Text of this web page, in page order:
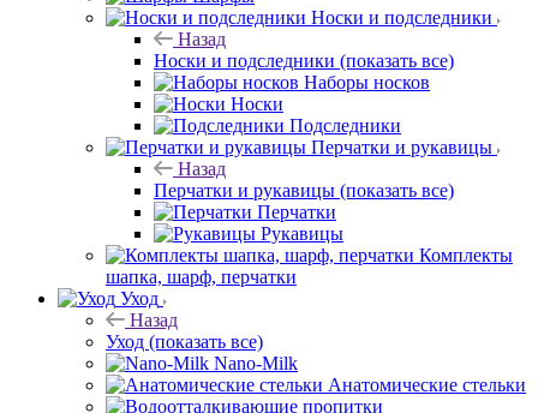
Носки и подследники
Назад
Носки и подследники (показать все)
Наборы носков
Носки
Подследники
Перчатки и рукавицы
Назад
Перчатки и рукавицы (показать все)
Перчатки
Рукавицы
Комплекты
шапка, шарф, перчатки
Уход
Назад
Уход (показать все)
Nano-Milk
Анатомические стельки